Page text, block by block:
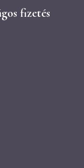
fizetés